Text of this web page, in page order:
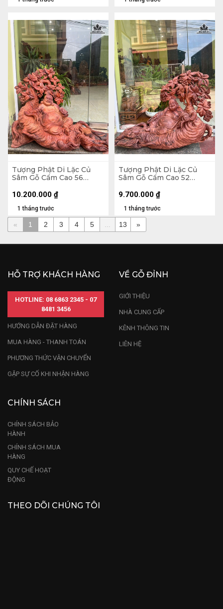
Tượng Phật Di Lặc Củ
Sâm Gỗ Cẩm Cao 56
1 tháng trước
10.200.000 ₫
Tượng Phật Di Lặc Củ
Sâm Gỗ Cẩm Cao 52
1 tháng trước
9.700.000 ₫
« 1 2 3 4 5 ... 13 »
HỖ TRỢ KHÁCH HÀNG
HOTLINE: 08 6863 2345 - 07
8481 3456
HƯỚNG DẪN ĐẶT HÀNG
MUA HÀNG - THANH TOÁN
PHƯƠNG THỨC VẬN CHUYỂN
GẶP SỰ CỐ KHI NHẬN HÀNG
VỀ GỖ ĐỈNH
GIỚI THIỆU
NHÀ CUNG CẤP
KÊNH THÔNG TIN
LIÊN HỆ
CHÍNH SÁCH
CHÍNH SÁCH BẢO
HÀNH
CHÍNH SÁCH MUA
HÀNG
QUY CHẾ HOẠT
ĐỘNG
THEO DÕI CHÚNG TÔI